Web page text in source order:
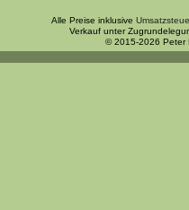
Alle Preise inklusive
Verkauf unter
© 2015-2026 Peter